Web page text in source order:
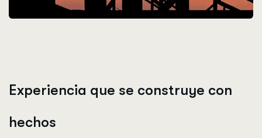
Experiencia que se construye con
hechos